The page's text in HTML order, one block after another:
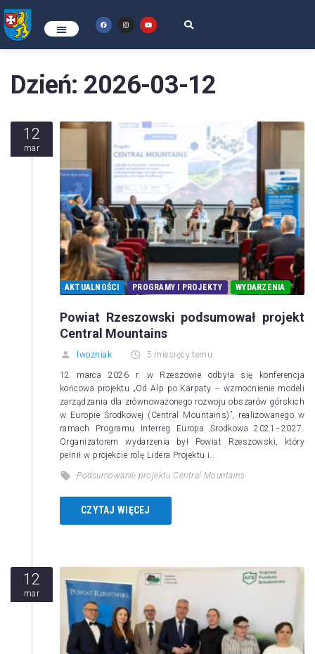
Dzień: 2026-03-12
12
mar
AKTUALNOŚCI PROGRAMY I PROJEKTY WYDARZENIA
Powiat Rzeszowski podsumował projekt
Central Mountains
lwozniak 5 miesięcy temu
12 marca 2026 r. w Rzeszowie odbyła się konferencja
końcowa projektu „Od Alp po Karpaty – wzmocnienie modeli
zarządzania dla zrównoważonego rozwoju obszarów górskich
w Europie Środkowej (Central Mountains)”, realizowanego w
ramach Programu Interreg Europa Środkowa 2021–2027.
Organizatorem wydarzenia był Powiat Rzeszowski, który
pełnił w projekcie rolę Lidera Projektu i…
Podsumowanie projektu Central Mountains
CZYTAJ WIĘCEJ
12
mar